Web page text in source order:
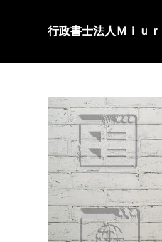
行政書士法人Ｍｉｕｒ